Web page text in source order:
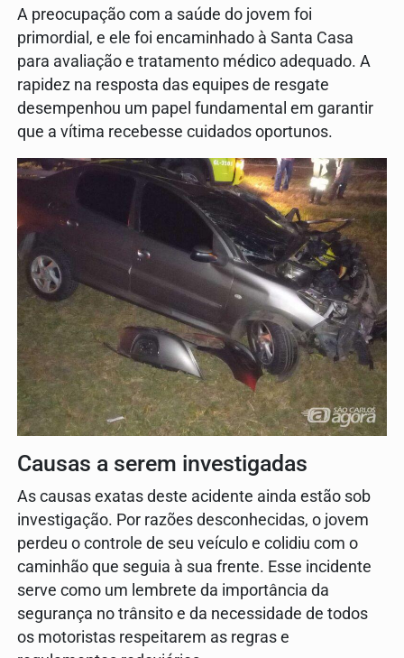
A preocupação com a saúde do jovem foi
primordial, e ele foi encaminhado à Santa Casa
para avaliação e tratamento médico adequado. A
rapidez na resposta das equipes de resgate
desempenhou um papel fundamental em garantir
que a vítima recebesse cuidados oportunos.
Causas a serem investigadas
As causas exatas deste acidente ainda estão sob
investigação. Por razões desconhecidas, o jovem
perdeu o controle de seu veículo e colidiu com o
caminhão que seguia à sua frente. Esse incidente
serve como um lembrete da importância da
segurança no trânsito e da necessidade de todos
os motoristas respeitarem as regras e